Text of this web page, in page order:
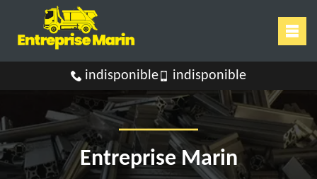
indisponible indisponible
Entreprise Marin